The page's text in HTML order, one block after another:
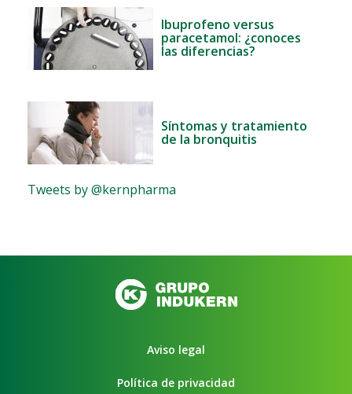
Ibuprofeno versus
paracetamol: ¿conoces
las diferencias?
Síntomas y tratamiento
de la bronquitis
Tweets by @kernpharma
Aviso legal
Política de privacidad